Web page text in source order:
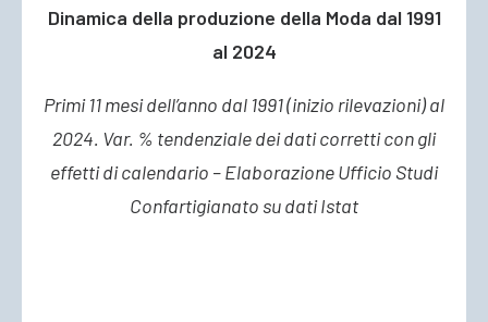
Dinamica della produzione della Moda dal 1991
al 2024
Primi 11 mesi dell’anno dal 1991 (inizio rilevazioni) al
2024. Var. % tendenziale dei dati corretti con gli
effetti di calendario – Elaborazione Ufficio Studi
Confartigianato su dati Istat